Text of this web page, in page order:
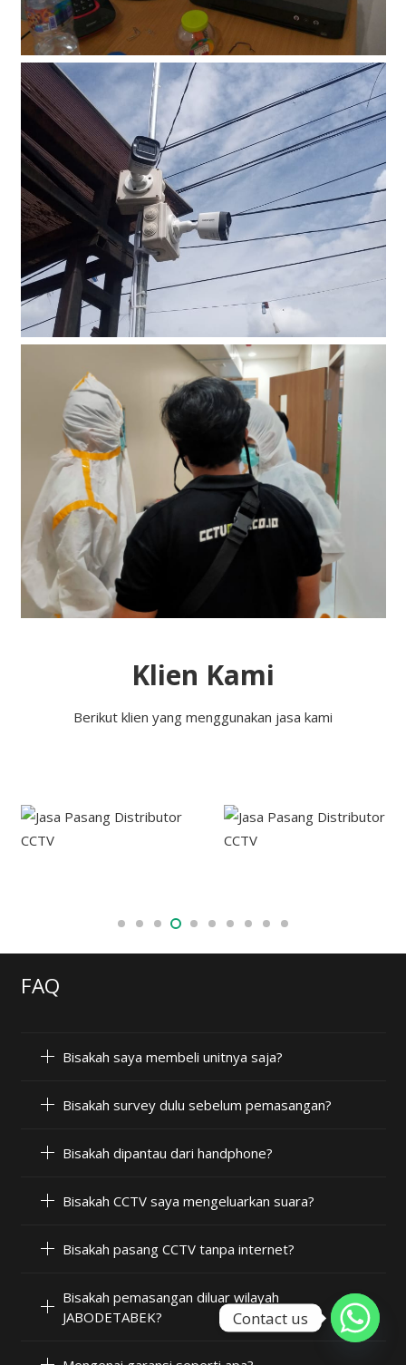
Klien Kami
Berikut klien yang menggunakan jasa kami
FAQ
Bisakah saya membeli unitnya saja?
Bisakah survey dulu sebelum pemasangan?
Bisakah dipantau dari handphone?
Bisakah CCTV saya mengeluarkan suara?
Bisakah pasang CCTV tanpa internet?
Bisakah pemasangan diluar wilayah
JABODETABEK?
Contact us